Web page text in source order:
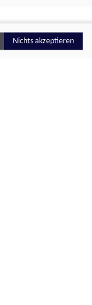
Nichts akzeptieren